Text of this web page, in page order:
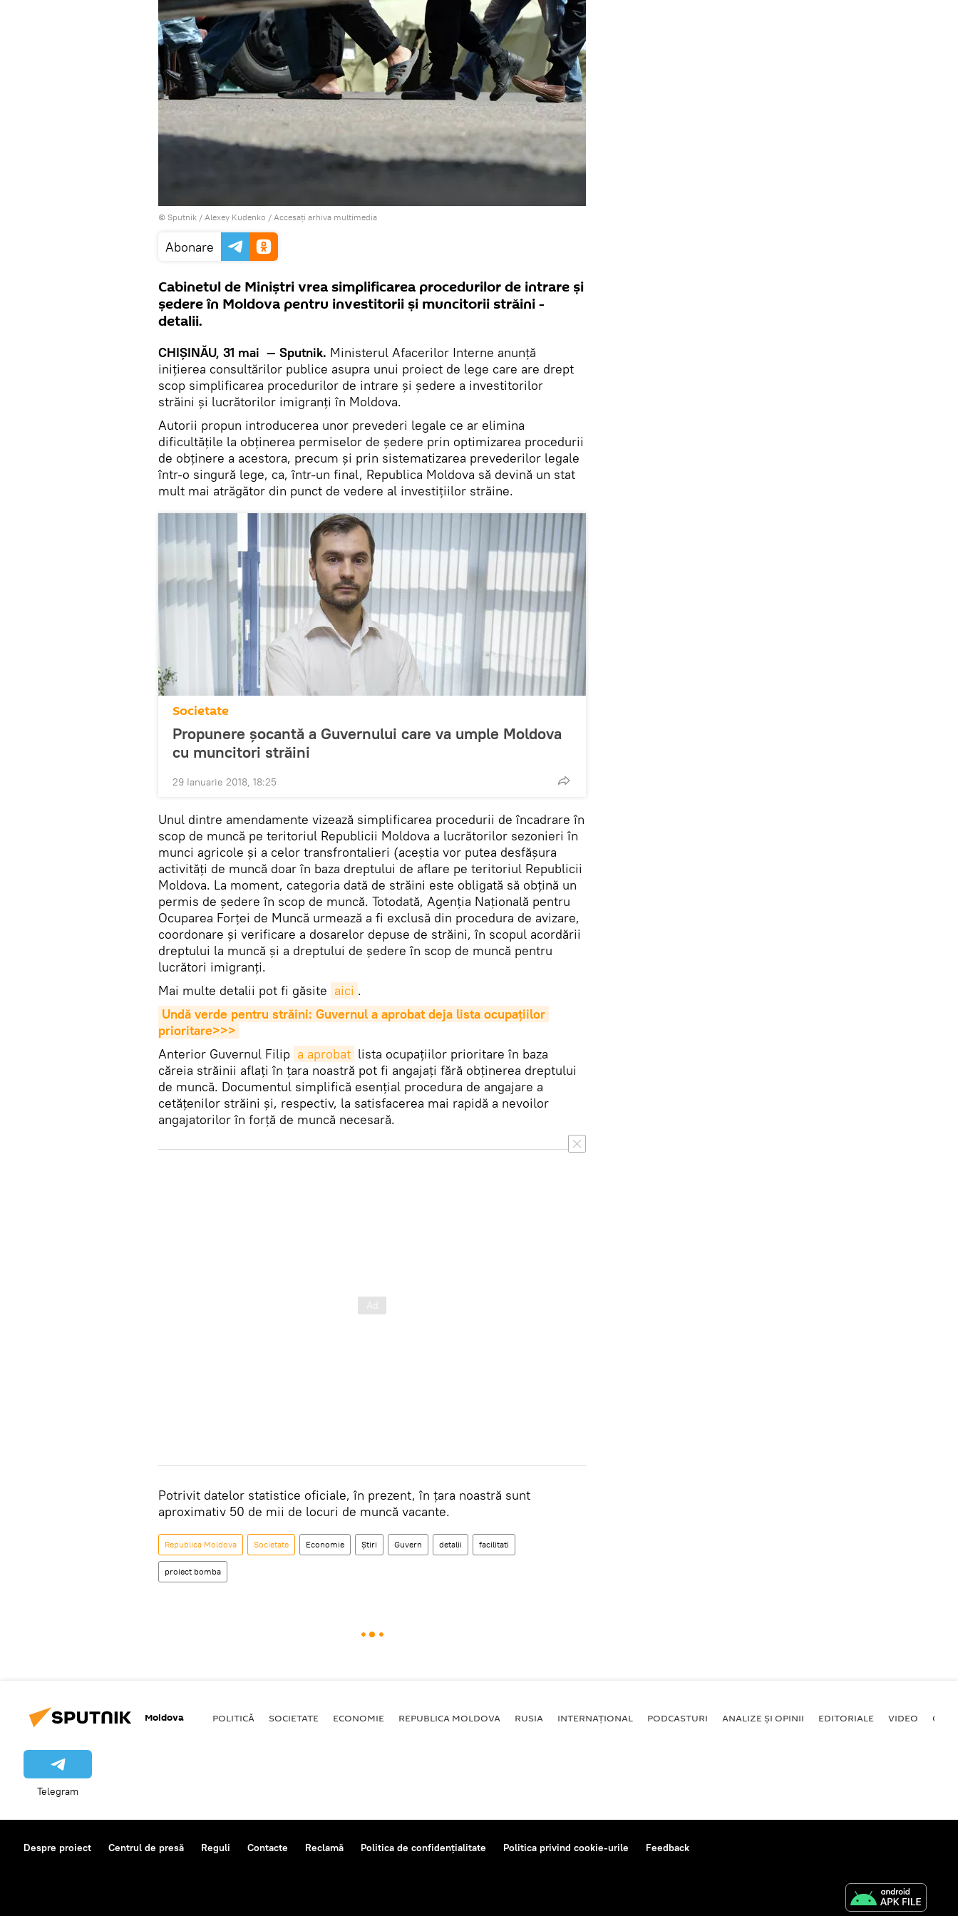
© Sputnik / Alexey Kudenko / Accesați arhiva multimedia
Abonare
Cabinetul de Miniștri vrea simplificarea procedurilor de intrare și
ședere în Moldova pentru investitorii și muncitorii străini -
detalii.
CHIȘINĂU, 31 mai — Sputnik. Ministerul Afacerilor Interne anunţă
iniţierea consultărilor publice asupra unui proiect de lege care are drept
scop simplificarea procedurilor de intrare și ședere a investitorilor
străini și lucrătorilor imigranți în Moldova.
Autorii propun introducerea unor prevederi legale ce ar elimina
dificultățile la obținerea permiselor de ședere prin optimizarea procedurii
de obținere a acestora, precum și prin sistematizarea prevederilor legale
într-o singură lege, ca, într-un final, Republica Moldova să devină un stat
mult mai atrăgător din punct de vedere al investițiilor străine.
Societate
Propunere șocantă a Guvernului care va umple Moldova
cu muncitori străini
29 Ianuarie 2018, 18:25
Unul dintre amendamente vizează simplificarea procedurii de încadrare în
scop de muncă pe teritoriul Republicii Moldova a lucrătorilor sezonieri în
munci agricole și a celor transfrontalieri (aceștia vor putea desfășura
activități de muncă doar în baza dreptului de aflare pe teritoriul Republicii
Moldova. La moment, categoria dată de străini este obligată să obțină un
permis de ședere în scop de muncă. Totodată, Agenția Națională pentru
Ocuparea Forței de Muncă urmează a fi exclusă din procedura de avizare,
coordonare și verificare a dosarelor depuse de străini, în scopul acordării
dreptului la muncă și a dreptului de ședere în scop de muncă pentru
lucrători imigranți.
Mai multe detalii pot fi găsite aici .
Undă verde pentru străini: Guvernul a aprobat deja lista ocupațiilor
prioritare>>>
Anterior Guvernul Filip a aprobat lista ocupațiilor prioritare în baza
căreia străinii aflați în țara noastră pot fi angajați fără obținerea dreptului
de muncă. Documentul simplifică esențial procedura de angajare a
cetățenilor străini și, respectiv, la satisfacerea mai rapidă a nevoilor
angajatorilor în forță de muncă necesară.
Potrivit datelor statistice oficiale, în prezent, în ţara noastră sunt
aproximativ 50 de mii de locuri de muncă vacante.
Republica Moldova Societate Economie Știri Guvern detalii facilitati
proiect bomba
Moldova POLITICĂ SOCIETATE ECONOMIE REPUBLICA MOLDOVA RUSIA INTERNAȚIONAL PODCASTURI ANALIZE ȘI OPINII EDITORIALE VIDEO
Telegram
Despre proiect Centrul de presă Reguli Contacte Reclamă Politica de confidențialitate Politica privind cookie-urile Feedback